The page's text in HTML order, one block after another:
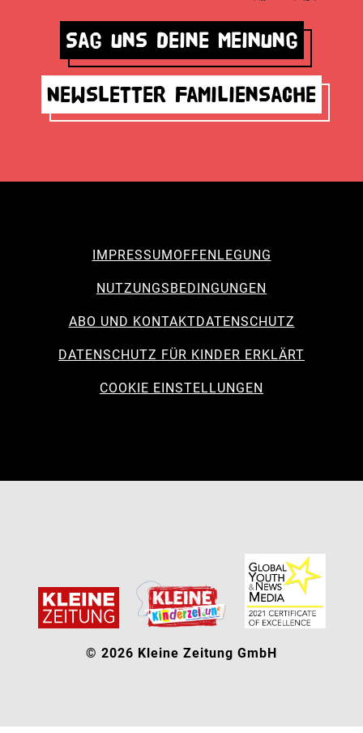
Sag uns deine Meinung
Newsletter Familiensache
IMPRESSUMOFFENLEGUNG
NUTZUNGSBEDINGUNGEN
ABO UND KONTAKTDATENSCHUTZ
DATENSCHUTZ FÜR KINDER ERKLÄRT
COOKIE EINSTELLUNGEN
© 2026 Kleine Zeitung GmbH